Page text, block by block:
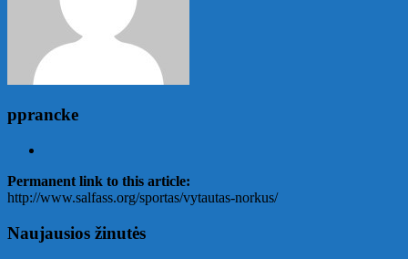
pprancke
Permanent link to this article:
http://www.salfass.org/sportas/vytautas-norkus/
Naujausios žinutės